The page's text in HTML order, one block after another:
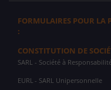
FORMULAIRES POUR LA
:
CONSTITUTION DE
SARL - Société à
EURL - SARL Unipersonnelle